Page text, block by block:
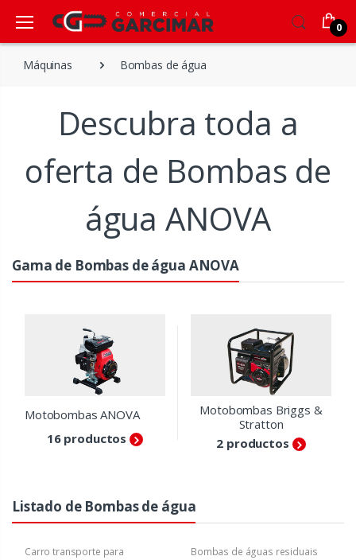
0
Máquinas Bombas de água
Descubra toda a
oferta de Bombas de
água ANOVA
Gama de Bombas de água ANOVA
Motobombas ANOVA
16 productos
Motobombas Briggs &
Stratton
2 productos
Listado de Bombas de água
Carro transporte para
Bombas de águas residuais